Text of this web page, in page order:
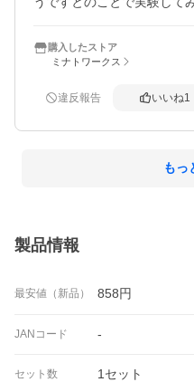
購入したストア
ミナトワークス
違反報告 いいね1
もっ
製品情報
最安値（新品） 858円
JANコード -
セット数 1セット